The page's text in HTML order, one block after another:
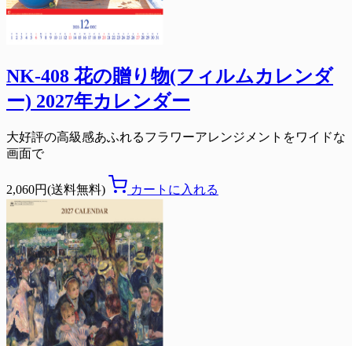
NK-408 花の贈り物(フィルムカレンダ
ー) 2027年カレンダー
大好評の高級感あふれるフラワーアレンジメントをワイドな
画面で
2,060円(送料無料) カートに入れる